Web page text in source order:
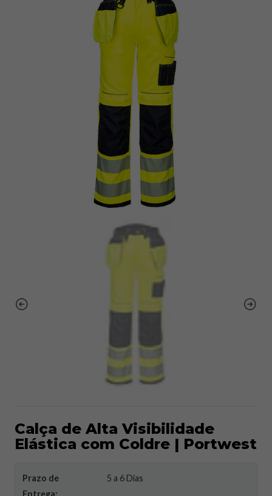
Calça de Alta Visibilidade
Elástica com Coldre | Portwest
Prazo de
Entrega:
5 a 6 Dias